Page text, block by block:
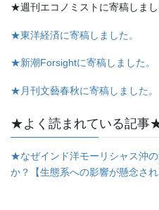
★週刊エコノミストに寄稿しまし
★東洋経済に寄稿しました。
★新潮Forsightに寄稿しました。
★月刊文藝春秋に寄稿しました。
★よく読まれている記事
★なぜインド洋モーリシャス沖
か？【生態系への影響が懸念さ